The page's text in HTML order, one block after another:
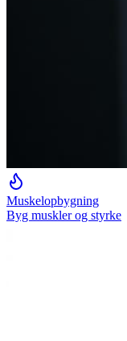
Muskelopbygning
Byg muskler og styrke